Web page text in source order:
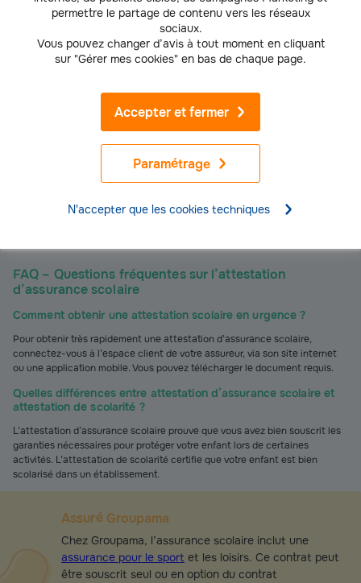
permettre le partage de contenu vers les réseaux
sociaux.
Vous pouvez changer d’avis à tout moment en cliquant
sur "Gérer mes cookies" en bas de chaque page.
Paramétrage
Accepter et fermer
N'accepter que les cookies techniques
directement votre ou vos assureurs afin qu’ils vous délivrent l’attestation
scolaire pour votre enfant. En revanche, celui-ci sera moins couvert que
s’il bénéficie d’une assurance scolaire.
Une assurance scolaire n’est pas requise pour
inscrire un enfant dans un établissement scolaire ni
pour pratiquer les activités prévues dans le temps
scolaire obligatoire, activités sportives comprises. Elle
est en revancheobligatoire pour les activités
facultativeset périscolaires (cantine, garderie,
FAQ – Questions fréquentes sur l’attestation
d’assurance scolaire
Comment obtenir une attestation scolaire en urgence ?
Pour obtenir très rapidement une attestation d’assurance scolaire,
connectez-vous à l’espace client de votre assureur, via son site internet
ou une application mobile. Vous pouvez télécharger le document requis.
Quelles différences entre attestation d’assurance scolaire et
attestation de scolarité ?
L’attestation d’assurance scolaire prouve que vous avez bien souscrit les
garanties nécessaires pour protéger votre enfant lors de certaines
activités. L’attestation de scolarité certifie que votre enfant est bien
scolarisé dans un établissement.
Assuré Groupama
Chez Groupama, l’assurance scolaire inclut une
assurance pour le sport et les loisirs. Ce contrat peut
être souscrit seul ou en option du contrat